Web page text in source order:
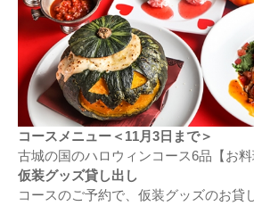
コースメニュー＜11月3日まで＞
古城の国のハロウィンコース6品【お
仮装グッズ貸し出し
コースのご予約で、仮装グッズのお貸